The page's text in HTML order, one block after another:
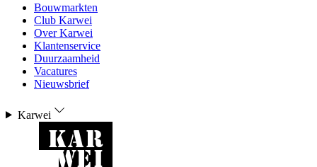
Bouwmarkten
Club Karwei
Over Karwei
Klantenservice
Duurzaamheid
Vacatures
Nieuwsbrief
Karwei